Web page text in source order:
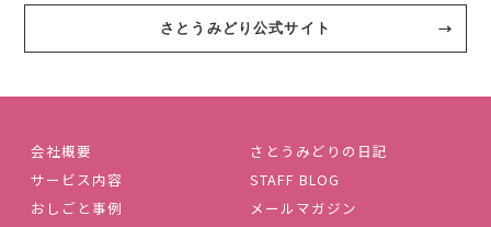
さとうみどり公式サイト
会社概要
サービス内容
おしごと事例
さとうみどりの日記
STAFF BLOG
メールマガジン